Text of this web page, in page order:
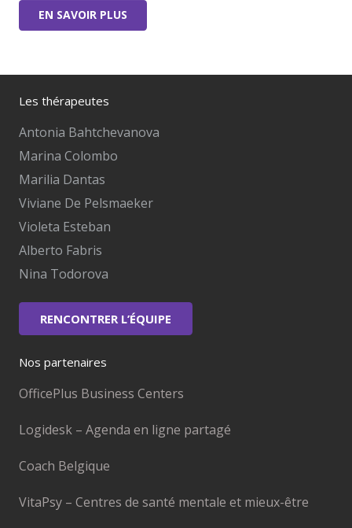
EN SAVOIR PLUS
Les thérapeutes
Antonia Bahtchevanova
Marina Colombo
Marilia Dantas
Viviane De Pelsmaeker
Violeta Esteban
Alberto Fabris
Nina Todorova
RENCONTRER L’ÉQUIPE
Nos partenaires
OfficePlus Business Centers
Logidesk – Agenda en ligne partagé
Coach Belgique
VitaPsy – Centres de santé mentale et mieux-être